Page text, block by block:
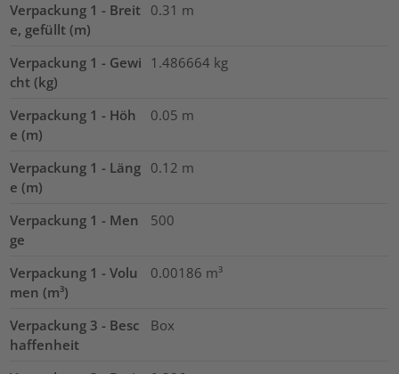
Verpackung 1 - Breit
e, gefüllt (m)
0.31 m
Verpackung 1 - Gewi
cht (kg)
1.486664 kg
Verpackung 1 - Höh
e (m)
0.05 m
Verpackung 1 - Läng
e (m)
0.12 m
Verpackung 1 - Men
ge
500
Verpackung 1 - Volu
men (m³)
0.00186 m³
Verpackung 3 - Besc
haffenheit
Box